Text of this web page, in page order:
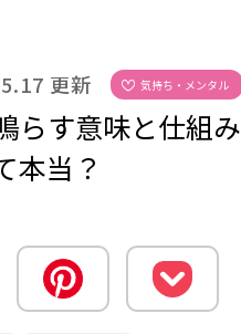
更新 気持ち・メンタル
らす意味と仕組み
本当？